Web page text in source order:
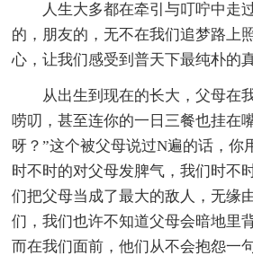
人生大多都在牵引与叮咛中走
的，朋友的，无不在我们追梦路上
心，让我们感受到普天下最纯朴的真
从出生到现在的长大，父母在
唠叨，甚至连你的一日三餐也挂在
呀？”这个被父母说过N遍的话，你
时不时的对父母发脾气，我们时不
们把父母当成了最大的敌人，无缘
们，我们也许不知道父母会暗地里
而在我们面前，他们从不会抱怨一